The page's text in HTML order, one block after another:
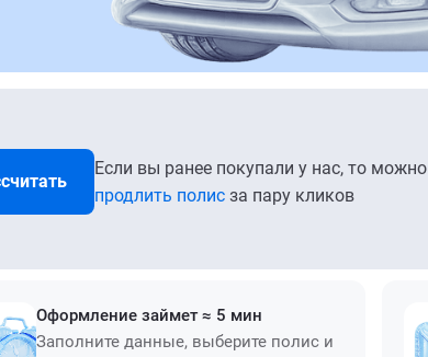
Если вы ранее покупали у нас, то можно
продлить полис за пару кликов
Оформление займет ≈ 5 мин
Заполните данные, выберите полис и